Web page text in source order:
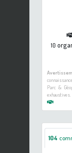
10
Parc &
exhaustives.
104